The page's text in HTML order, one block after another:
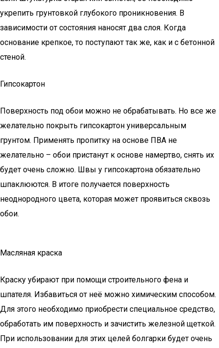
укрепить грунтовкой глубокого проникновения. В
зависимости от состояния наносят два слоя. Когда
основание крепкое, то поступают так же, как и с бетонной
стеной.
Гипсокартон
Поверхность под обои можно не обрабатывать. Но все же
желательно покрыть гипсокартон универсальным
грунтом. Применять пропитку на основе ПВА не
желательно – обои пристанут к основе намертво, снять их
будет очень сложно. Швы у гипсокартона обязательно
шпаклюются. В итоге получается поверхность
неоднородного цвета, которая может проявиться сквозь
обои.
Масляная краска
Краску убирают при помощи строительного фена и
шпателя. Избавиться от неё можно химическим способом.
Для этого необходимо приобрести специальное средство,
обработать им поверхность и зачистить железной щеткой.
При использовании для этих целей болгарки будет очень